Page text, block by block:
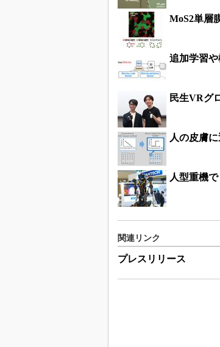
MoS2単層
追加学習
民生VRグ
人の皮膚
人型重機
関連リンク
プレスリリース